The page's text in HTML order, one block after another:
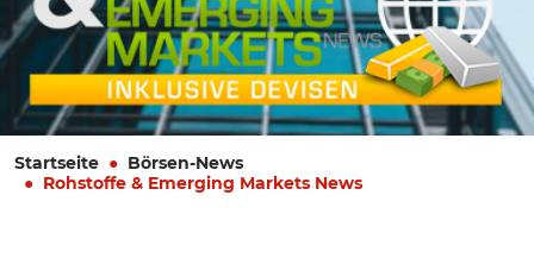
Startseite
Börsen-News
Rohstoffe & Emerging Markets News